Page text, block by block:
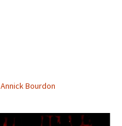
Annick Bourdon